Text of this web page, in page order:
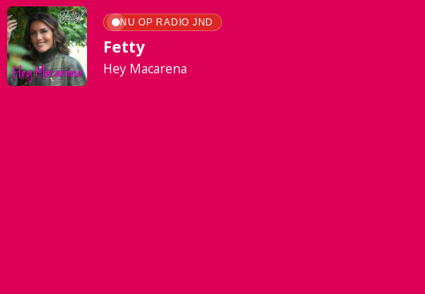
NU OP RADIO JND
Fetty
Hey Macarena